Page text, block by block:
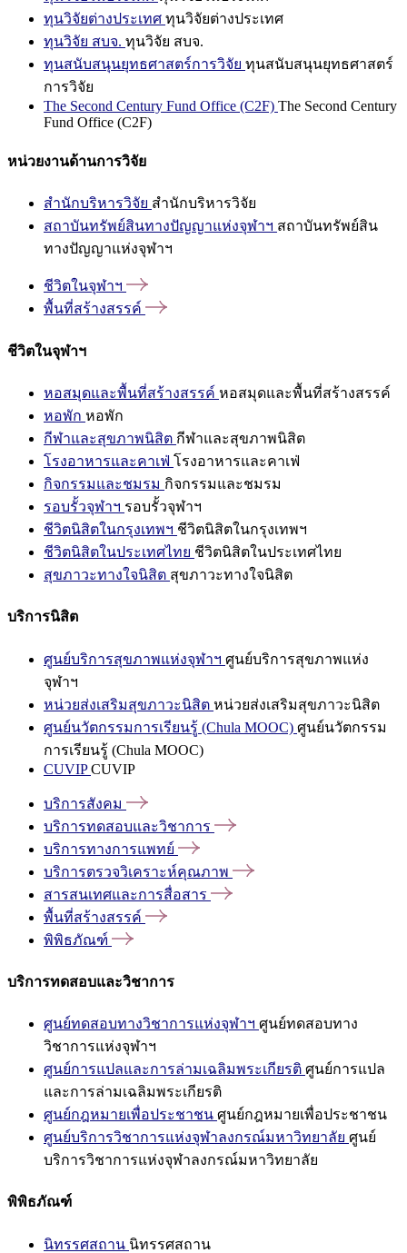
ทุนวิจัยต่างประเทศ ทุนวิจัยต่างประเทศ
ทุนวิจัย สบจ. ทุนวิจัย สบจ.
ทุนสนับสนุนยุทธศาสตร์การวิจัย ทุนสนับสนุนยุทธศาสตร์
การวิจัย
The Second Century Fund Office (C2F) The Second Century
Fund Office (C2F)
หน่วยงานด้านการวิจัย
สำนักบริหารวิจัย สำนักบริหารวิจัย
สถาบันทรัพย์สินทางปัญญาแห่งจุฬาฯ สถาบันทรัพย์สิน
ทางปัญญาแห่งจุฬาฯ
ชีวิตในจุฬาฯ
พื้นที่สร้างสรรค์
ชีวิตในจุฬาฯ
หอสมุดและพื้นที่สร้างสรรค์ หอสมุดและพื้นที่สร้างสรรค์
หอพัก หอพัก
กีฬาและสุขภาพนิสิต กีฬาและสุขภาพนิสิต
โรงอาหารและคาเฟ่ โรงอาหารและคาเฟ่
กิจกรรมและชมรม กิจกรรมและชมรม
รอบรั้วจุฬาฯ รอบรั้วจุฬาฯ
ชีวิตนิสิตในกรุงเทพฯ ชีวิตนิสิตในกรุงเทพฯ
ชีวิตนิสิตในประเทศไทย ชีวิตนิสิตในประเทศไทย
สุขภาวะทางใจนิสิต สุขภาวะทางใจนิสิต
บริการนิสิต
ศูนย์บริการสุขภาพแห่งจุฬาฯ ศูนย์บริการสุขภาพแห่ง
จุฬาฯ
หน่วยส่งเสริมสุขภาวะนิสิต หน่วยส่งเสริมสุขภาวะนิสิต
ศูนย์นวัตกรรมการเรียนรู้ (Chula MOOC) ศูนย์นวัตกรรม
การเรียนรู้ (Chula MOOC)
CUVIPCUVIP
บริการสังคม
บริการทดสอบและวิชาการ
บริการทางการแพทย์
บริการตรวจวิเคราะห์คุณภาพ
สารสนเทศและการสื่อสาร
พื้นที่สร้างสรรค์
พิพิธภัณฑ์
บริการทดสอบและวิชาการ
ศูนย์ทดสอบทางวิชาการแห่งจุฬาฯ ศูนย์ทดสอบทาง
วิชาการแห่งจุฬาฯ
ศูนย์การแปลและการล่ามเฉลิมพระเกียรติ ศูนย์การแปล
และการล่ามเฉลิมพระเกียรติ
ศูนย์กฎหมายเพื่อประชาชน ศูนย์กฎหมายเพื่อประชาชน
ศูนย์บริการวิชาการแห่งจุฬาลงกรณ์มหาวิทยาลัย ศูนย์
บริการวิชาการแห่งจุฬาลงกรณ์มหาวิทยาลัย
พิพิธภัณฑ์
นิทรรศสถาน นิทรรศสถาน